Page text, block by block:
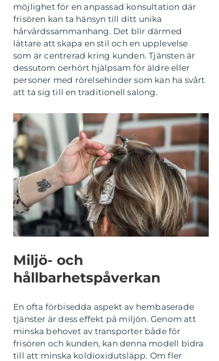
möjlighet för en anpassad konsultation där
frisören kan ta hänsyn till ditt unika
hårvårdssammanhang. Det blir därmed
lättare att skapa en stil och en upplevelse
som är centrerad kring kunden. Tjänsten är
dessutom oerhört hjälpsam för äldre eller
personer med rörelsehinder som kan ha svårt
att ta sig till en traditionell salong.
Miljö- och
hållbarhetspåverkan
En ofta förbisedda aspekt av hembaserade
tjänster är dess effekt på miljön. Genom att
minska behovet av transporter både för
frisören och kunden, kan denna modell bidra
till att minska koldioxidutsläpp. Om fler